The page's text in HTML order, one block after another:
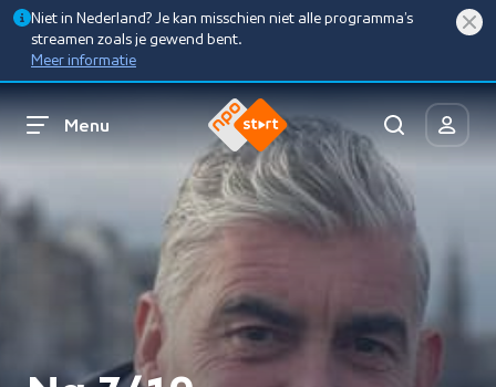
Niet in Nederland? Je kan misschien niet alle programma’s
streamen zoals je gewend bent.
Meer informatie
Menu